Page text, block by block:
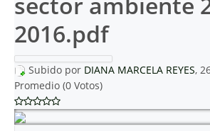
2016.pdf
Subido por DIANA MARCELA REYES,
Promedio (0 Votos)